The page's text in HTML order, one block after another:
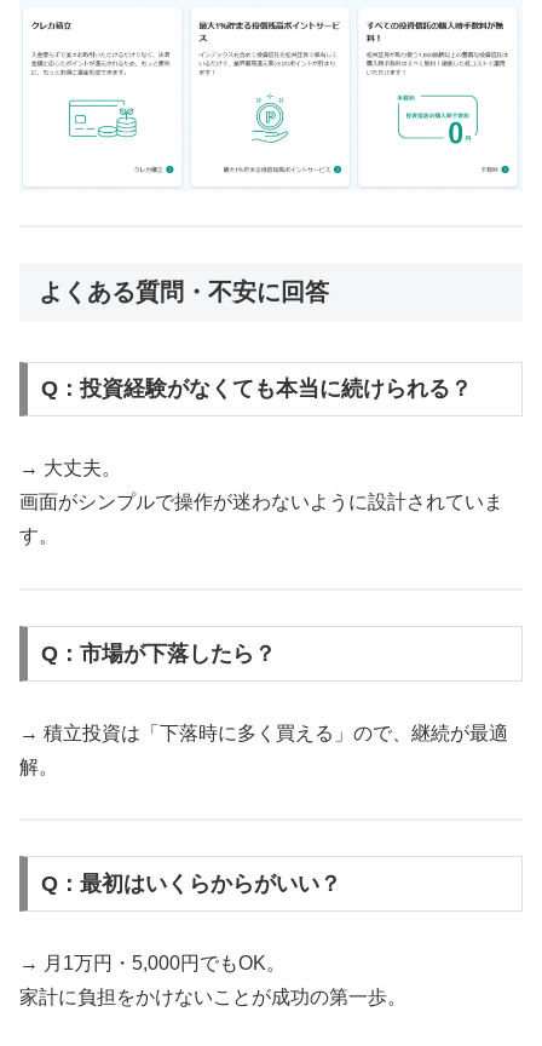
よくある質問・不安に回答
Q：投資経験がなくても本当に続けられる？
→ 大丈夫。
画面がシンプルで操作が迷わないように設計されていま
す。
Q：市場が下落したら？
→ 積立投資は「下落時に多く買える」ので、継続が最適
解。
Q：最初はいくらからがいい？
→ 月1万円・5,000円でもOK。
家計に負担をかけないことが成功の第一歩。